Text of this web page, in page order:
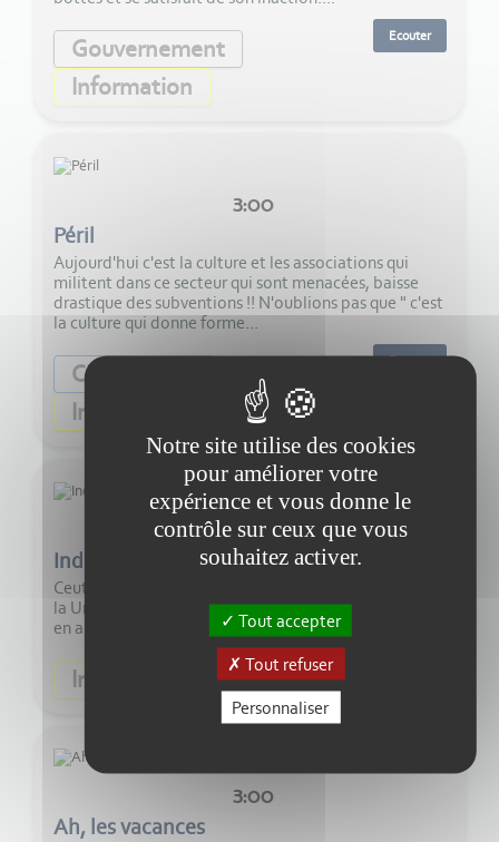
Gouvernement
Information
Ecouter
3:00
Péril
Aujourd'hui c'est la culture et les associations qui
militent dans ce secteur qui sont menacées, baisse
drastique des subventions !! N'oublions pas que " c'est
la culture qui donne forme...
Citoyenneté
Information
Ecouter
4:00
Indignité
Ceuta, enclave espagnole en territoire marocain a fait
la Une de l'actualité le week-end dernier. Petit retour
en arrière !!
Information
3:00
Ah, les vacances
Notre site utilise des cookies
pour améliorer votre
expérience et vous donne le
contrôle sur ceux que vous
souhaitez activer.
Tout accepter
Tout refuser
Personnaliser